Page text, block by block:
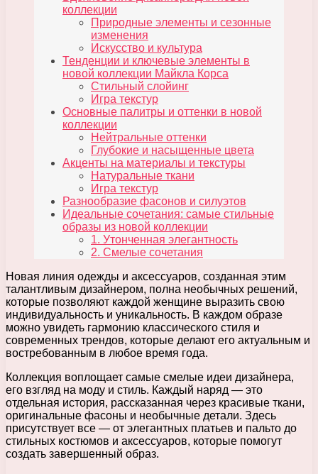
коллекции
Природные элементы и сезонные
изменения
Искусство и культура
Тенденции и ключевые элементы в
новой коллекции Майкла Корса
Стильный слойинг
Игра текстур
Основные палитры и оттенки в новой
коллекции
Нейтральные оттенки
Глубокие и насыщенные цвета
Акценты на материалы и текстуры
Натуральные ткани
Игра текстур
Разнообразие фасонов и силуэтов
Идеальные сочетания: самые стильные
образы из новой коллекции
1. Утонченная элегантность
2. Смелые сочетания
Новая линия одежды и аксессуаров, созданная этим
талантливым дизайнером, полна необычных решений,
которые позволяют каждой женщине выразить свою
индивидуальность и уникальность. В каждом образе
можно увидеть гармонию классического стиля и
современных трендов, которые делают его актуальным и
востребованным в любое время года.
Коллекция воплощает самые смелые идеи дизайнера,
его взгляд на моду и стиль. Каждый наряд — это
отдельная история, рассказанная через красивые ткани,
оригинальные фасоны и необычные детали. Здесь
присутствует все — от элегантных платьев и пальто до
стильных костюмов и аксессуаров, которые помогут
создать завершенный образ.